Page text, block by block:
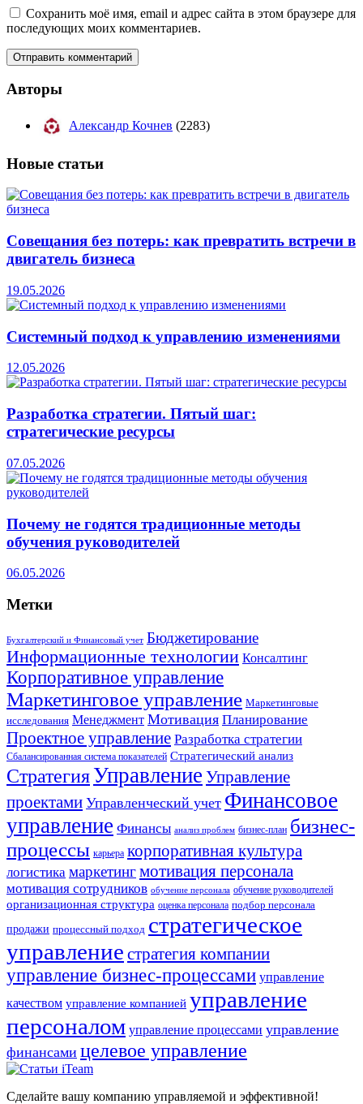
Сохранить моё имя, email и адрес сайта в этом браузере для
последующих моих комментариев.
Авторы
Александр Кочнев (2283)
Новые статьи
Совещания без потерь: как превратить встречи в
двигатель бизнеса
19.05.2026
Системный подход к управлению изменениями
12.05.2026
Разработка стратегии. Пятый шаг:
стратегические ресурсы
07.05.2026
Почему не годятся традиционные методы
обучения руководителей
06.05.2026
Метки
Бухгалтерский и Финансовый учет Бюджетирование
Информационные технологии Консалтинг
Корпоративное управление
Маркетинговое управление Маркетинговые
исследования Менеджмент Мотивация Планирование
Проектное управление Разработка стратегии
Сбалансированная система показателей Стратегический анализ
СтратегияУправление Управление
проектами Управленческий учет Финансовое
управление Финансы анализ проблем бизнес-план бизнес-
процессы карьера корпоративная культура
логистика маркетингмотивация персонала
мотивация сотрудников обучение персонала обучение руководителей
организационная структура оценка персонала подбор персонала
продажи процессный подход стратегическое
управление стратегия компании
управление бизнес-процессами управление
качеством управление компанией управление
персоналом управление процессами управление
финансами целевое управление
Сделайте вашу компанию управляемой и эффективной!